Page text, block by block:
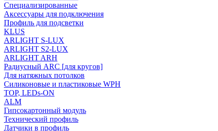
Специализированные
Аксессуары для подключения
Профиль для подсветки
KLUS
ARLIGHT S-LUX
ARLIGHT S2-LUX
ARLIGHT ARH
Радиусный ARC [для кругов]
Для натяжных потолков
Силиконовые и пластиковые WPH
TOP, LEDs-ON
ALM
Гипсокартонный модуль
Технический профиль
Датчики в профиль